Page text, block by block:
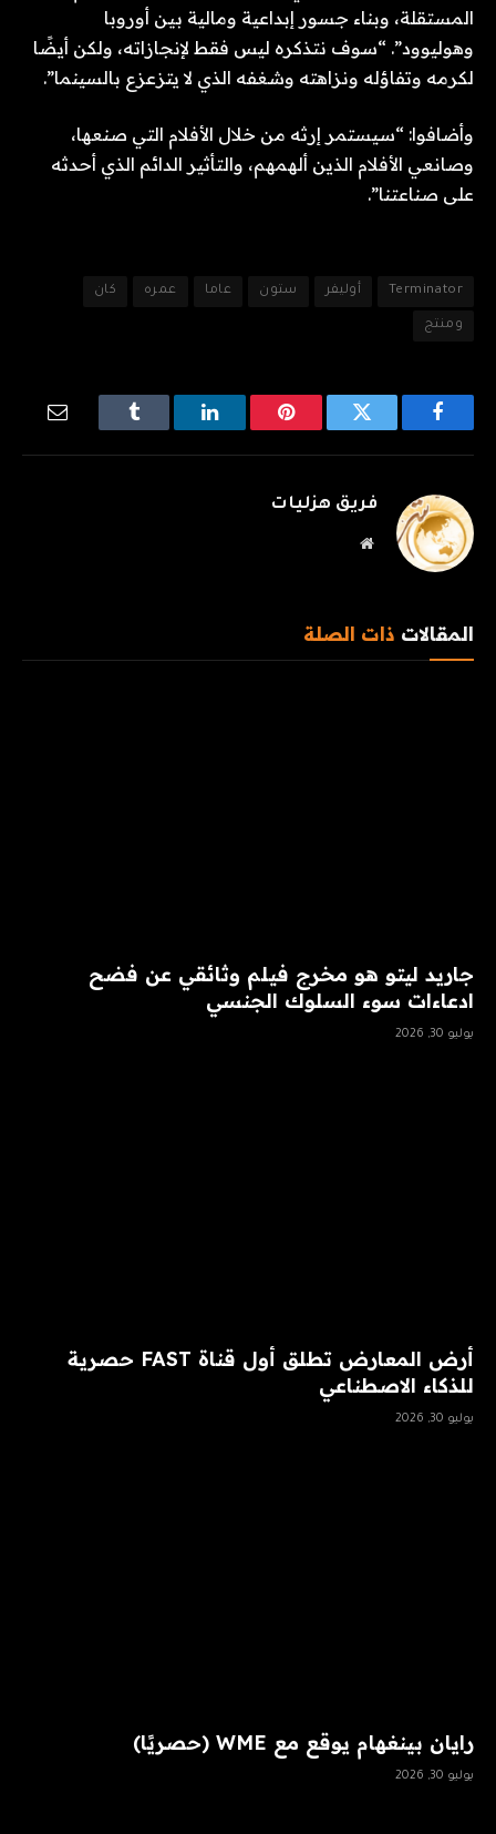
المستقلة، وبناء جسور إبداعية ومالية بين أوروبا
وهوليوود”. “سوف نتذكره ليس فقط لإنجازاته، ولكن أيضًا
لكرمه وتفاؤله ونزاهته وشغفه الذي لا يتزعزع بالسينما”.
وأضافوا: “سيستمر إرثه من خلال الأفلام التي صنعها،
وصانعي الأفلام الذين ألهمهم، والتأثير الدائم الذي أحدثه
على صناعتنا”.
Terminator أوليفر ستون عاما عمره كان
ومنتج
فيسبوك تويتر بينتيريستلينكدإن Tumblr
البريد
فريق هزليات
موقع
المقالات ذات الصلة
جاريد ليتو هو مخرج فيلم وثائقي عن فضح
ادعاءات سوء السلوك الجنسي
يوليو 30, 2026
أرض المعارض تطلق أول قناة FAST حصرية
للذكاء الاصطناعي
يوليو 30, 2026
رايان بينغهام يوقع مع WME (حصريًا)
يوليو 30, 2026